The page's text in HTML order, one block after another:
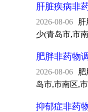
肝脏疾病非
2026-08-06
少(青岛市,市
肥胖非药物
2026-08-06
肥
岛市,市南区,
抑郁症非药